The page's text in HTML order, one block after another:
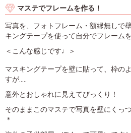
マステでフレームを作る！
写真を、フォトフレーム・額縁無しで
キングテープを使って自分でフレーム
＜こんな感じです♩＞
マスキングテープを壁に貼って、枠の
すが.....
意外とおしゃれに見えてびっくり！
そのままこのマステで写真を壁にくっ
＊